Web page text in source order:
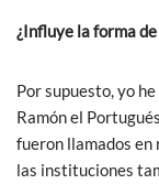
¿Influye la forma
Por supuesto, yo
Ramón el
fueron llamados
las instituciones